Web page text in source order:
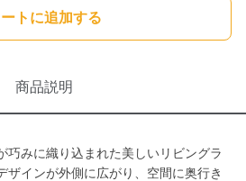
トに追加する
商品説明
巧みに織り込まれた美しいリビングラ
ザインが外側に広がり、空間に奥行き